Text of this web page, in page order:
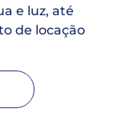
e luz, até
de locação